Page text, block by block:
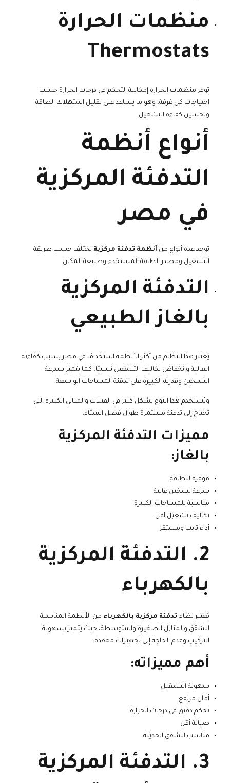
منظمات الحرارة
Thermostats
توفر منظمات الحرارة إمكانية التحكم في درجات الحرارة حسب
احتياجات كل غرفة، وهو ما يساعد على تقليل استهلاك الطاقة
وتحسين كفاءة التشغيل.
أنواع أنظمة
التدفئة المركزية
في مصر
توجد عدة أنواع من أنظمة تدفئة مركزية تختلف حسب طريقة
التشغيل ومصدر الطاقة المستخدم وطبيعة المكان.
التدفئة المركزية
بالغاز الطبيعي
يُعتبر هذا النظام من أكثر الأنظمة استخدامًا في مصر بسبب كفاءته
العالية وانخفاض تكاليف التشغيل نسبيًا، كما يتميز بسرعة
التسخين وقدرته الكبيرة على تدفئة المساحات الواسعة.
ويُستخدم هذا النوع بشكل كبير في الفيلات والمباني الكبيرة التي
تحتاج إلى تدفئة مستمرة طوال فصل الشتاء.
مميزات التدفئة المركزية
بالغاز:
موفرة للطاقة
سرعة تسخين عالية
مناسبة للمساحات الكبيرة
تكاليف تشغيل أقل
أداء ثابت ومستقر
2. التدفئة المركزية
بالكهرباء
يُعتبر نظام تدفئة مركزية بالكهرباء من الأنظمة المناسبة
للشقق والمنازل الصغيرة والمتوسطة، حيث يتميز بسهولة
التركيب وعدم الحاجة إلى تجهيزات معقدة.
أهم مميزاته:
سهولة التشغيل
أمان مرتفع
تحكم دقيق في درجات الحرارة
صيانة أقل
مناسب للشقق الحديثة
3. التدفئة المركزية